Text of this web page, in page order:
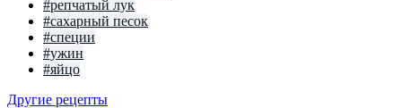
#репчатый лук
#сахарный песок
#специи
#ужин
#яйцо
Другие рецепты